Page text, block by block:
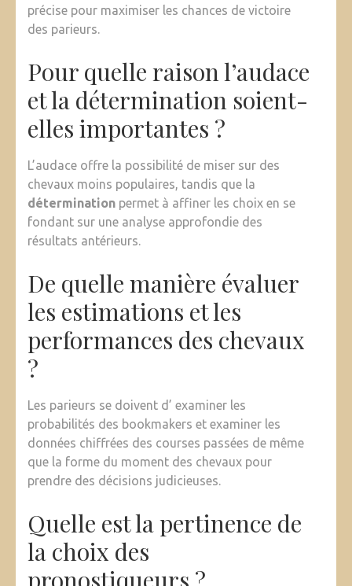
précise pour maximiser les chances de victoire
des parieurs.
Pour quelle raison l’audace
et la détermination soient-
elles importantes ?
L’audace offre la possibilité de miser sur des
chevaux moins populaires, tandis que la
détermination permet à affiner les choix en se
fondant sur une analyse approfondie des
résultats antérieurs.
De quelle manière évaluer
les estimations et les
performances des chevaux
?
Les parieurs se doivent d’ examiner les
probabilités des bookmakers et examiner les
données chiffrées des courses passées de même
que la forme du moment des chevaux pour
prendre des décisions judicieuses.
Quelle est la pertinence de
la choix des